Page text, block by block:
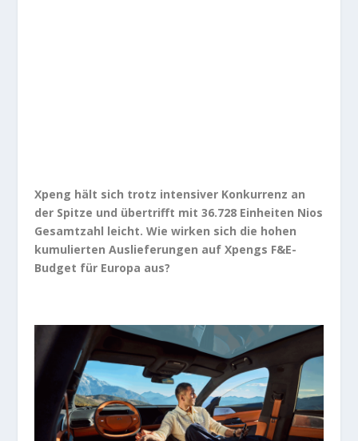
Xpeng hält sich trotz intensiver Konkurrenz an
der Spitze und übertrifft mit 36.728 Einheiten Nios
Gesamtzahl leicht. Wie wirken sich die hohen
kumulierten Auslieferungen auf Xpengs F&E-
Budget für Europa aus?